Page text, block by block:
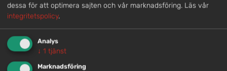
dessa för att optimera sajten och vår marknadsföring. Läs vår
integritetspolicy.
Analys
↓ 1 tjänst
Marknadsföring